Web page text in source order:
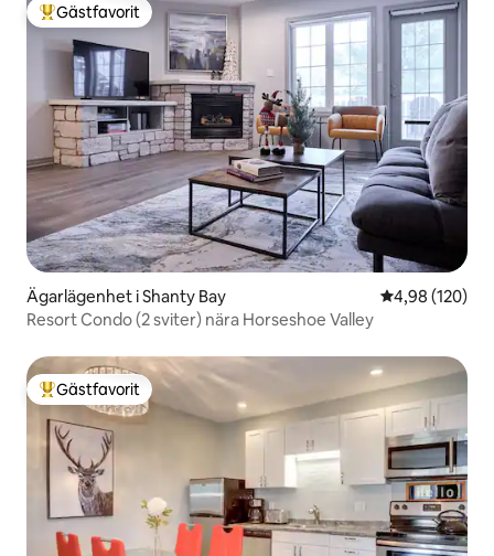
Populär gästfavorit
Gästfavorit
Ägarlägenhet i Shanty Bay 4,98 av 5 i
4,98 (120)
Resort Condo (2 sviter) nära Horseshoe Valley
Populär gästfavorit
Gästfavorit